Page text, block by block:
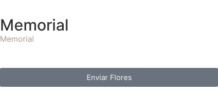
Memorial
Memorial
Enviar Flores